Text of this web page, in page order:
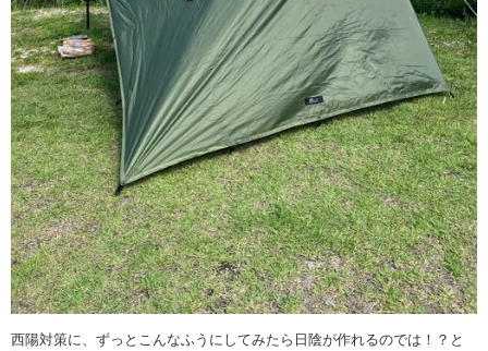
西陽対策に、ずっとこんなふうにしてみたら日陰が作れるのでは！？と